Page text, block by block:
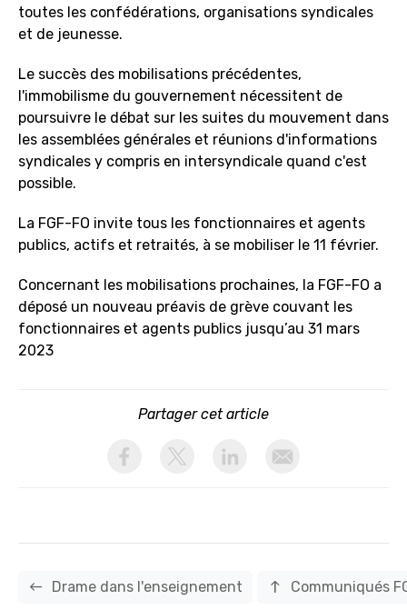
toutes les confédérations, organisations syndicales
et de jeunesse.
Le succès des mobilisations précédentes,
l'immobilisme du gouvernement nécessitent de
poursuivre le débat sur les suites du mouvement dans
les assemblées générales et réunions d'informations
syndicales y compris en intersyndicale quand c'est
possible.
La FGF-FO invite tous les fonctionnaires et agents
publics, actifs et retraités, à se mobiliser le 11 février.
Concernant les mobilisations prochaines, la FGF-FO a
déposé un nouveau préavis de grève couvant les
fonctionnaires et agents publics jusqu’au 31 mars
2023
Partager cet article
west Drame dans l'enseignement north Communiqués